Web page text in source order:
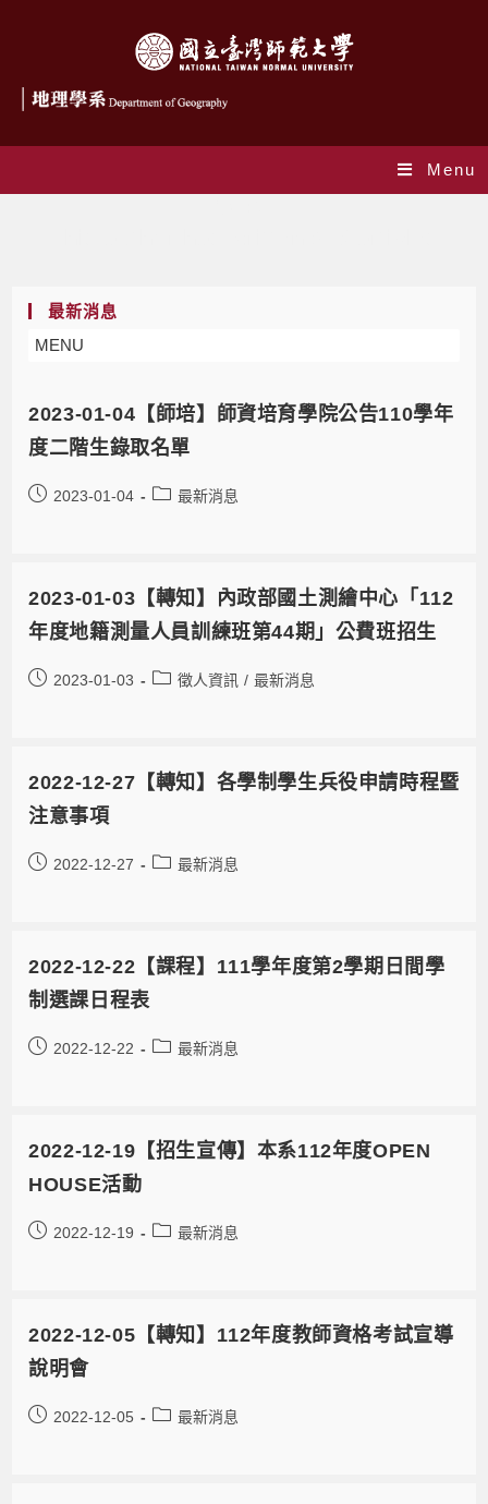
Menu
最新消息
MENU
2023-01-04【師培】師資培育學院公告110學年
度二階生錄取名單
2023-01-04 最新消息
2023-01-03【轉知】內政部國土測繪中心「112
年度地籍測量人員訓練班第44期」公費班招生
2023-01-03 徵人資訊 / 最新消息
2022-12-27【轉知】各學制學生兵役申請時程暨
注意事項
2022-12-27 最新消息
2022-12-22【課程】111學年度第2學期日間學
制選課日程表
2022-12-22 最新消息
2022-12-19【招生宣傳】本系112年度OPEN
HOUSE活動
2022-12-19 最新消息
2022-12-05【轉知】112年度教師資格考試宣導
說明會
2022-12-05 最新消息